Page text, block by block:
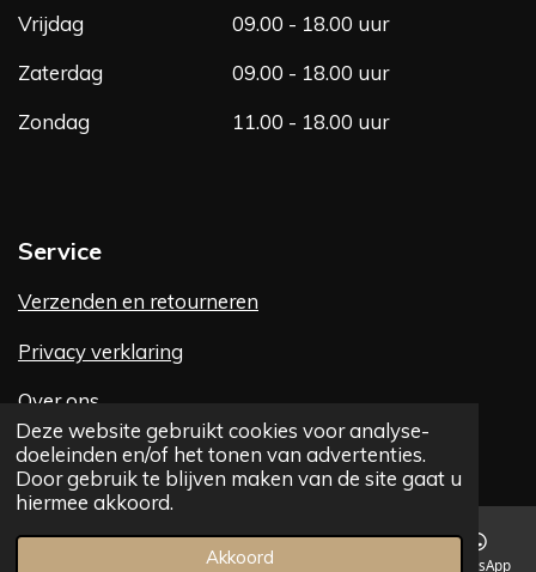
Deze website gebruikt cookies voor analyse-
doeleinden en/of het tonen van advertenties.
Door gebruik te blijven maken van de site gaat u
hiermee akkoord.
Akkoord
Vrijdag
09.00 - 18.00 uur
Zaterdag
09.00 - 18.00 uur
Zondag
11.00 - 18.00 uur
Service
Verzenden en retourneren
Privacy verklaring
Over ons
Contact
Telefoonnummer WhatsApp